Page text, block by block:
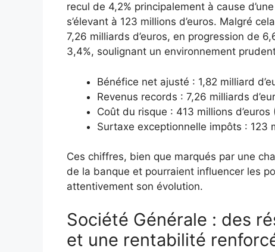
recul de 4,2% principalement à cause
s’élevant à 123 millions d’euros. Malgré
7,26 milliards d’euros, en progression de
3,4%, soulignant un environnement
Bénéfice net ajusté : 1,82 milliard
Revenus records : 7,26 milliards
Coût du risque : 413 millions d’euros
Surtaxe exceptionnelle impôts : 123
Ces chiffres, bien que marqués par une
de la banque et pourraient influencer les
attentivement son évolution.
Société Générale : des
et une rentabilité